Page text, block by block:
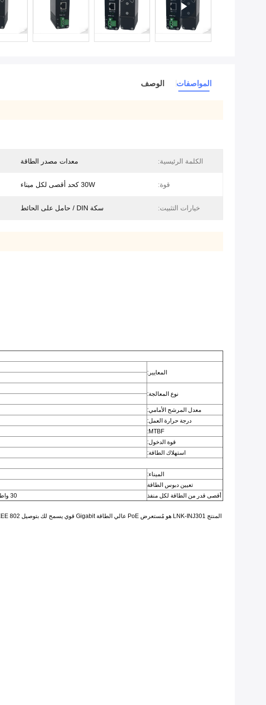
المواصفات الوصف
الكلمة الرئيسية: معدات مصدر الطاقة
قوة: 30W كحد أقصى لكل ميناء
خيارات التثبيت: سكة DIN / حامل على الحائط
المعايير:
نوع المعالجة:
معدل المرشح الأمامي:
درجة حرارة العمل:
MTBF:
قوة الدخول:
استهلاك الطاقة:
الميناء:
تعيين دبوس الطاقة
أقصى قدر من الطاقة لكل منفذ
30 واطاً كحد أقصى لكل منفذ (الوضع البديل B)